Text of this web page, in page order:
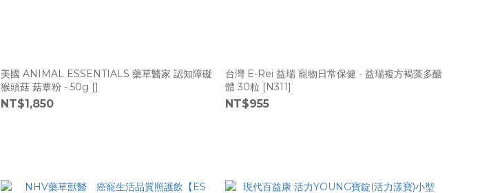
美國 ANIMAL ESSENTIALS 藥草醫家 認知障礙
猴頭菇 菇蕈粉 - 50g []
NT$1,850
台灣 E-Rei 益瑞 寵物日常保健 - 益瑞複方褐藻多醣
體 30粒 [N311]
NT$955